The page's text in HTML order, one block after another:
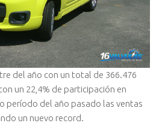
del año con un total de 366.476
un 22,4% de participación en
período del año pasado las ventas
un nuevo record.